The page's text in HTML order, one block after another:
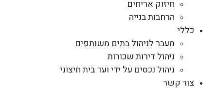
חיזוק אריחים
הרחבות בנייה
כללי
מעבר לניהול בתים משותפים
ניהול דירות שכורות
ניהול נכסים על ידי ועד בית חיצוני
צור קשר